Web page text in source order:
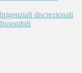
discrezionali